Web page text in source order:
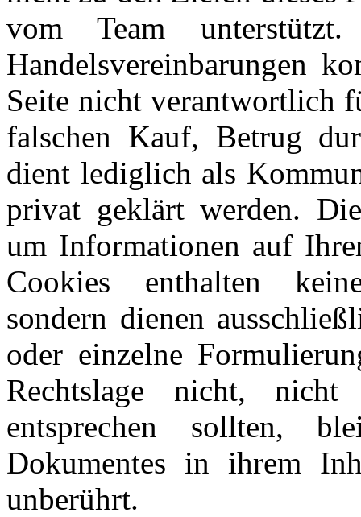
vom Team
Handelsvereinbarungen
Seite nicht verantwortlich
falschen Kauf, Betrug
dient lediglich als
privat geklärt werden.
um Informationen auf
Cookies enthalten
sondern dienen
oder einzelne
Rechtslage nicht,
entsprechen sollten,
Dokumentes in ihrem
unberührt.